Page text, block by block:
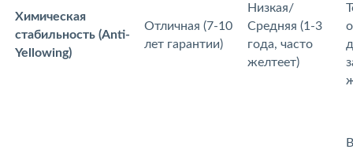
Химическая
стабильность (Anti-
Yellowing)
Отличная (7-10
лет гарантии)
Низкая/
Средняя (1-3
ода, часто
желтеет)